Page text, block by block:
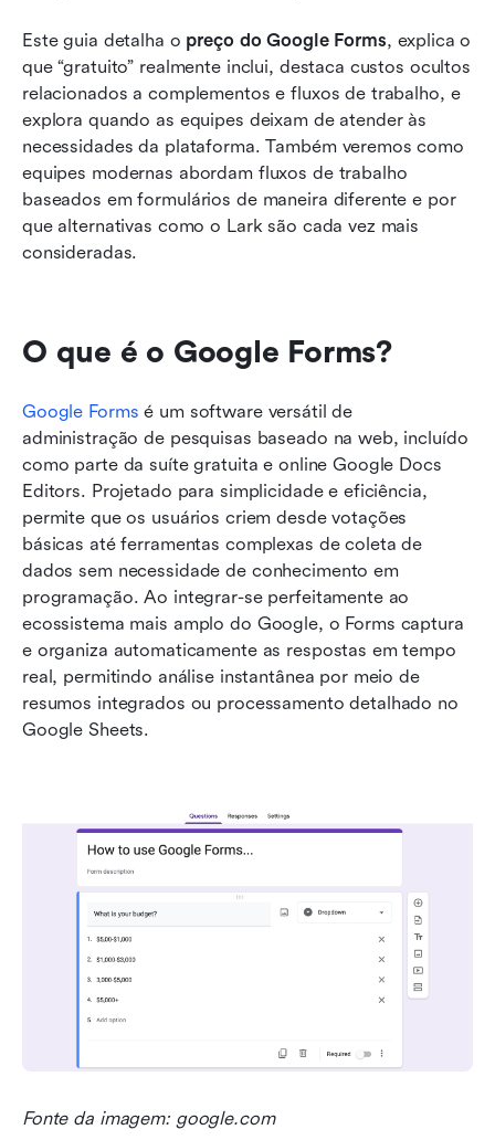
Este guia detalha o preço do Google Forms, explica o
que “gratuito” realmente inclui, destaca custos ocultos
relacionados a complementos e fluxos de trabalho, e
explora quando as equipes deixam de atender às
necessidades da plataforma. Também veremos como
equipes modernas abordam fluxos de trabalho
baseados em formulários de maneira diferente e por
que alternativas como o Lark são cada vez mais
consideradas.
O que é o Google Forms?
Google Forms é um software versátil de
administração de pesquisas baseado na web, incluído
como parte da suíte gratuita e online Google Docs
Editors. Projetado para simplicidade e eficiência,
permite que os usuários criem desde votações
básicas até ferramentas complexas de coleta de
dados sem necessidade de conhecimento em
programação. Ao integrar-se perfeitamente ao
ecossistema mais amplo do Google, o Forms captura
e organiza automaticamente as respostas em tempo
real, permitindo análise instantânea por meio de
resumos integrados ou processamento detalhado no
Google Sheets.
Fonte da imagem: google.com
Conclusão
Perguntas frequentes
Leitura relacionada